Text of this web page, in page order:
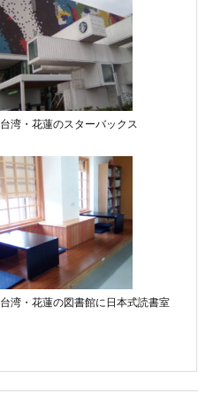
台湾・花蓮のスターバックス
台湾・花蓮の図書館に日本式読書室